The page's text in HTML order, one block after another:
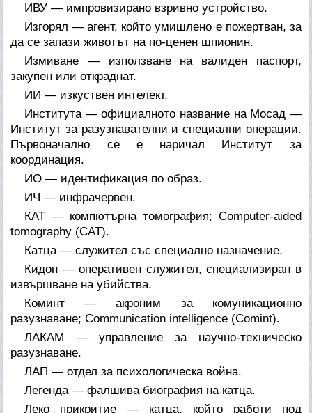
ИВУ — импровизирано взривно устройство.
Изгорял — агент, който умишлено е пожертван, за
да се запази животът на по-ценен шпионин.
Измиване — използване на валиден паспорт,
закупен или откраднат.
ИИ — изкуствен интелект.
Института — официалното название на Мосад —
Институт за разузнавателни и специални операции.
Първоначално се е наричал Институт за
координация.
ИО — идентификация по образ.
ИЧ — инфрачервен.
КАТ — компютърна томография; Computer-aided
tomography (CAT).
Катца — служител със специално назначение.
Кидон — оперативен служител, специализиран в
извършване на убийства.
Коминт — акроним за комуникационно
разузнаване; Communication intelligence (Comint).
ЛАКАМ — управление за научно-техническо
разузнаване.
ЛАП — отдел за психологическа война.
Легенда — фалшива биография на катца.
Леко прикритие — катца, който работи под